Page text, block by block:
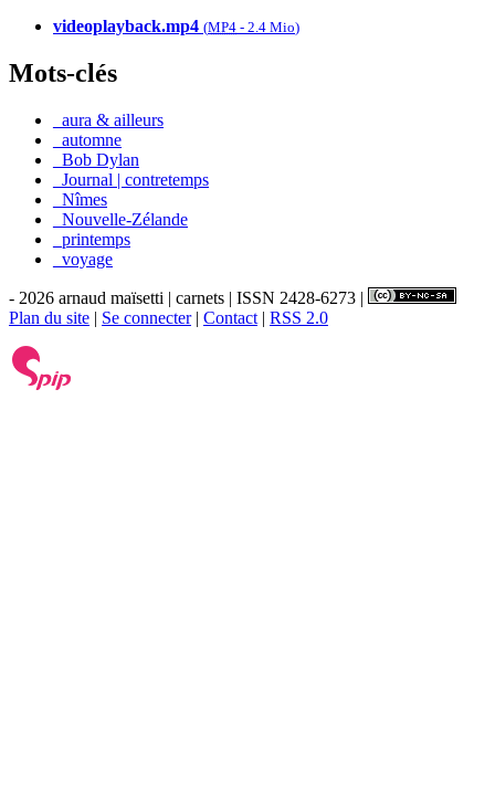
videoplayback.mp4 (MP4 - 2.4 Mio)
Mots-clés
_aura & ailleurs
_automne
_Bob Dylan
_Journal | contretemps
_Nîmes
_Nouvelle-Zélande
_printemps
_voyage
- 2026 arnaud maïsetti | carnets | ISSN 2428-6273 |
Plan du site | Se connecter| Contact | RSS 2.0